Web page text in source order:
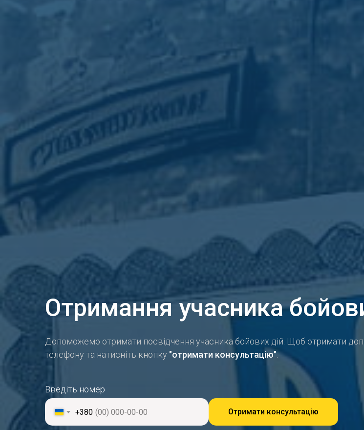
Отримання учасника
Допоможемо отримати посвідчення учасника бойових дій. Щоб отримати
телефону та натисніть кнопку "отримати консультацію".
Введіть номер
+380 Отримати консультацію